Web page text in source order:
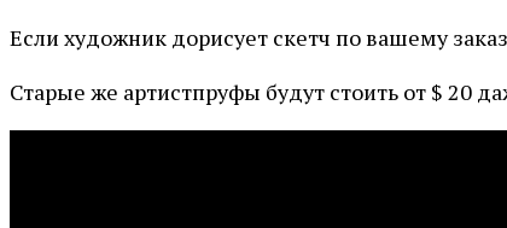
Если художник дорисует скетч по вашему
Старые же артистпруфы будут стоить от $ 20